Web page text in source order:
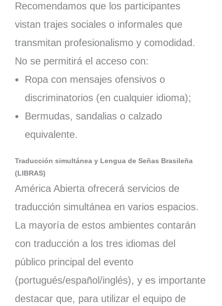
Recomendamos que los participantes
vistan trajes sociales o informales que
transmitan profesionalismo y comodidad.
No se permitirá el acceso con:
Ropa con mensajes ofensivos o
discriminatorios (en cualquier idioma);
Bermudas, sandalias o calzado
equivalente.
Traducción simultánea y Lengua de Señas Brasileña
(LIBRAS)
América Abierta ofrecerá servicios de
traducción simultánea en varios espacios.
La mayoría de estos ambientes contarán
con traducción a los tres idiomas del
público principal del evento
(portugués/español/inglés), y es importante
destacar que, para utilizar el equipo de